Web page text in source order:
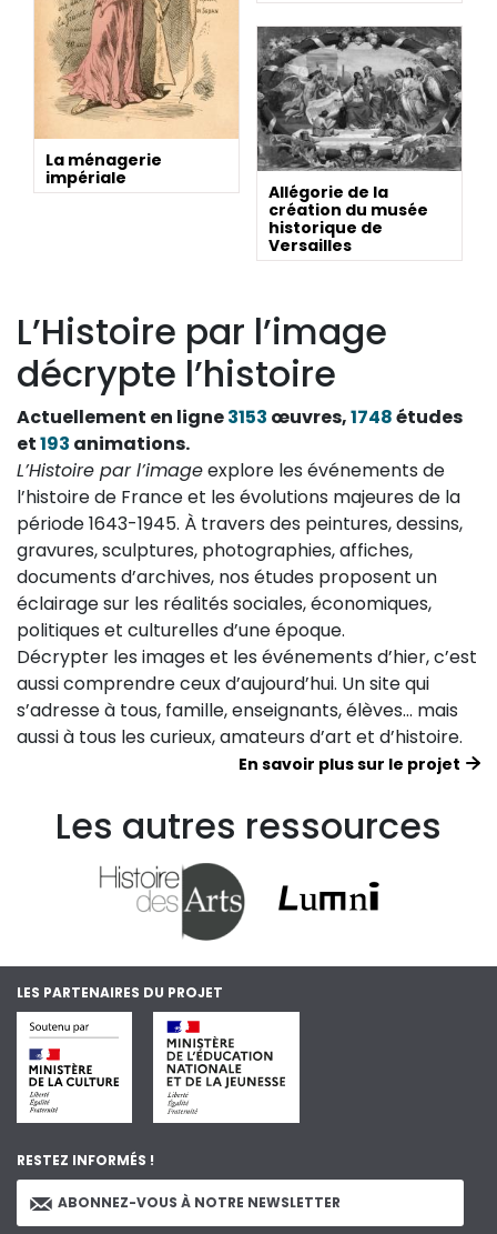
La ménagerie
impériale
Allégorie de la
création du musée
historique de
Versailles
L’Histoire par l’image
décrypte l’histoire
Actuellement en ligne3153 œuvres,1748études
et193 animations.
L’Histoire par l’imageexplore les événements de
l’histoire de France et les évolutions majeures de la
période 1643-1945. À travers des peintures, dessins,
gravures, sculptures, photographies, affiches,
documents d’archives, nos études proposent un
éclairage sur les réalités sociales, économiques,
politiques et culturelles d’une époque.
Décrypter les images et les événements d’hier, c’est
aussi comprendre ceux d’aujourd’hui. Un site qui
s’adresse à tous, famille, enseignants, élèves… mais
aussi à tous les curieux, amateurs d’art et d’histoire.
En savoir plus sur le projet
Les autres ressources
LES PARTENAIRES DU PROJET
RESTEZ INFORMÉS !
ABONNEZ-VOUS À NOTRE NEWSLETTER